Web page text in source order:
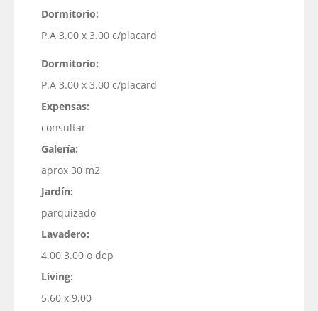
Dormitorio:
P.A 3.00 x 3.00 c/placard
Dormitorio:
P.A 3.00 x 3.00 c/placard
Expensas:
consultar
Galería:
aprox 30 m2
Jardín:
parquizado
Lavadero:
4.00 3.00 o dep
Living:
5.60 x 9.00